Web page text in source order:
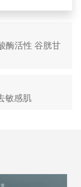
酶活性 谷胱甘
敏感肌